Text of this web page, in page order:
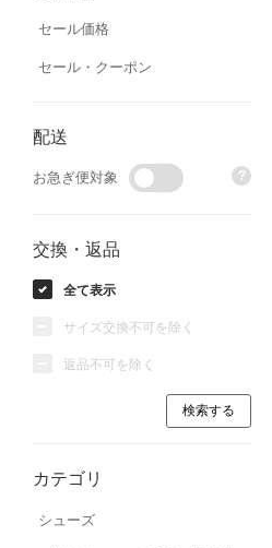
セール価格
セール・クーポン
配送
お急ぎ便対象 ?
交換・返品
全て表示
サイズ交換不可を除く
返品不可を除く
カテゴリ
シューズ